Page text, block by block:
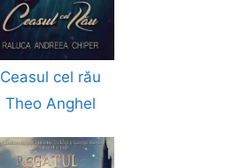
Ceasul cel rău
Theo Anghel